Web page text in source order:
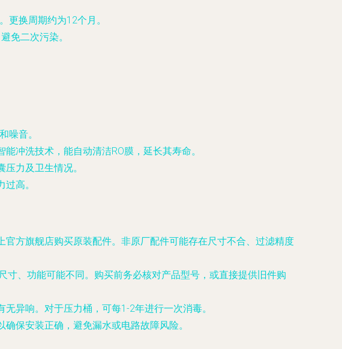
更换周期约为12个月。
免二次污染。
噪音。
冲洗技术，能自动清洁RO膜，延长其寿命。
力及卫生情况。
高。
方旗舰店购买原装配件。非原厂配件可能存在尺寸不合、过滤精度
寸、功能可能不同。购买前务必核对产品型号，或直接提供旧件购
异响。对于压力桶，可每1-2年进行一次消毒。
保安装正确，避免漏水或电路故障风险。